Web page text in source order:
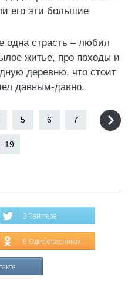
его эти большие
одна страсть – любил
житье, про походы и
деревню, что стоит
давным-давно.
5 6 7
19
В Твиттере
В Одноклассниках